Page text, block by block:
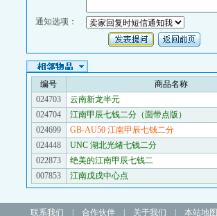
通知选项：
编号 商品名称
024703
云南新龙半元
024704
江南甲辰七钱二分（面带点版）
024699
GB-AU50 江南甲辰七钱二分
024448
UNC 湖北光绪七钱二分
022873
绝美的江南甲辰七钱二
007853
江南戊戌中心点
联系我们 合作伙伴| 关于我们 本站地图